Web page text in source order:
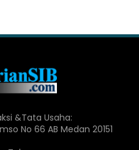
&Tata Usaha:
No 66 AB Medan 20151